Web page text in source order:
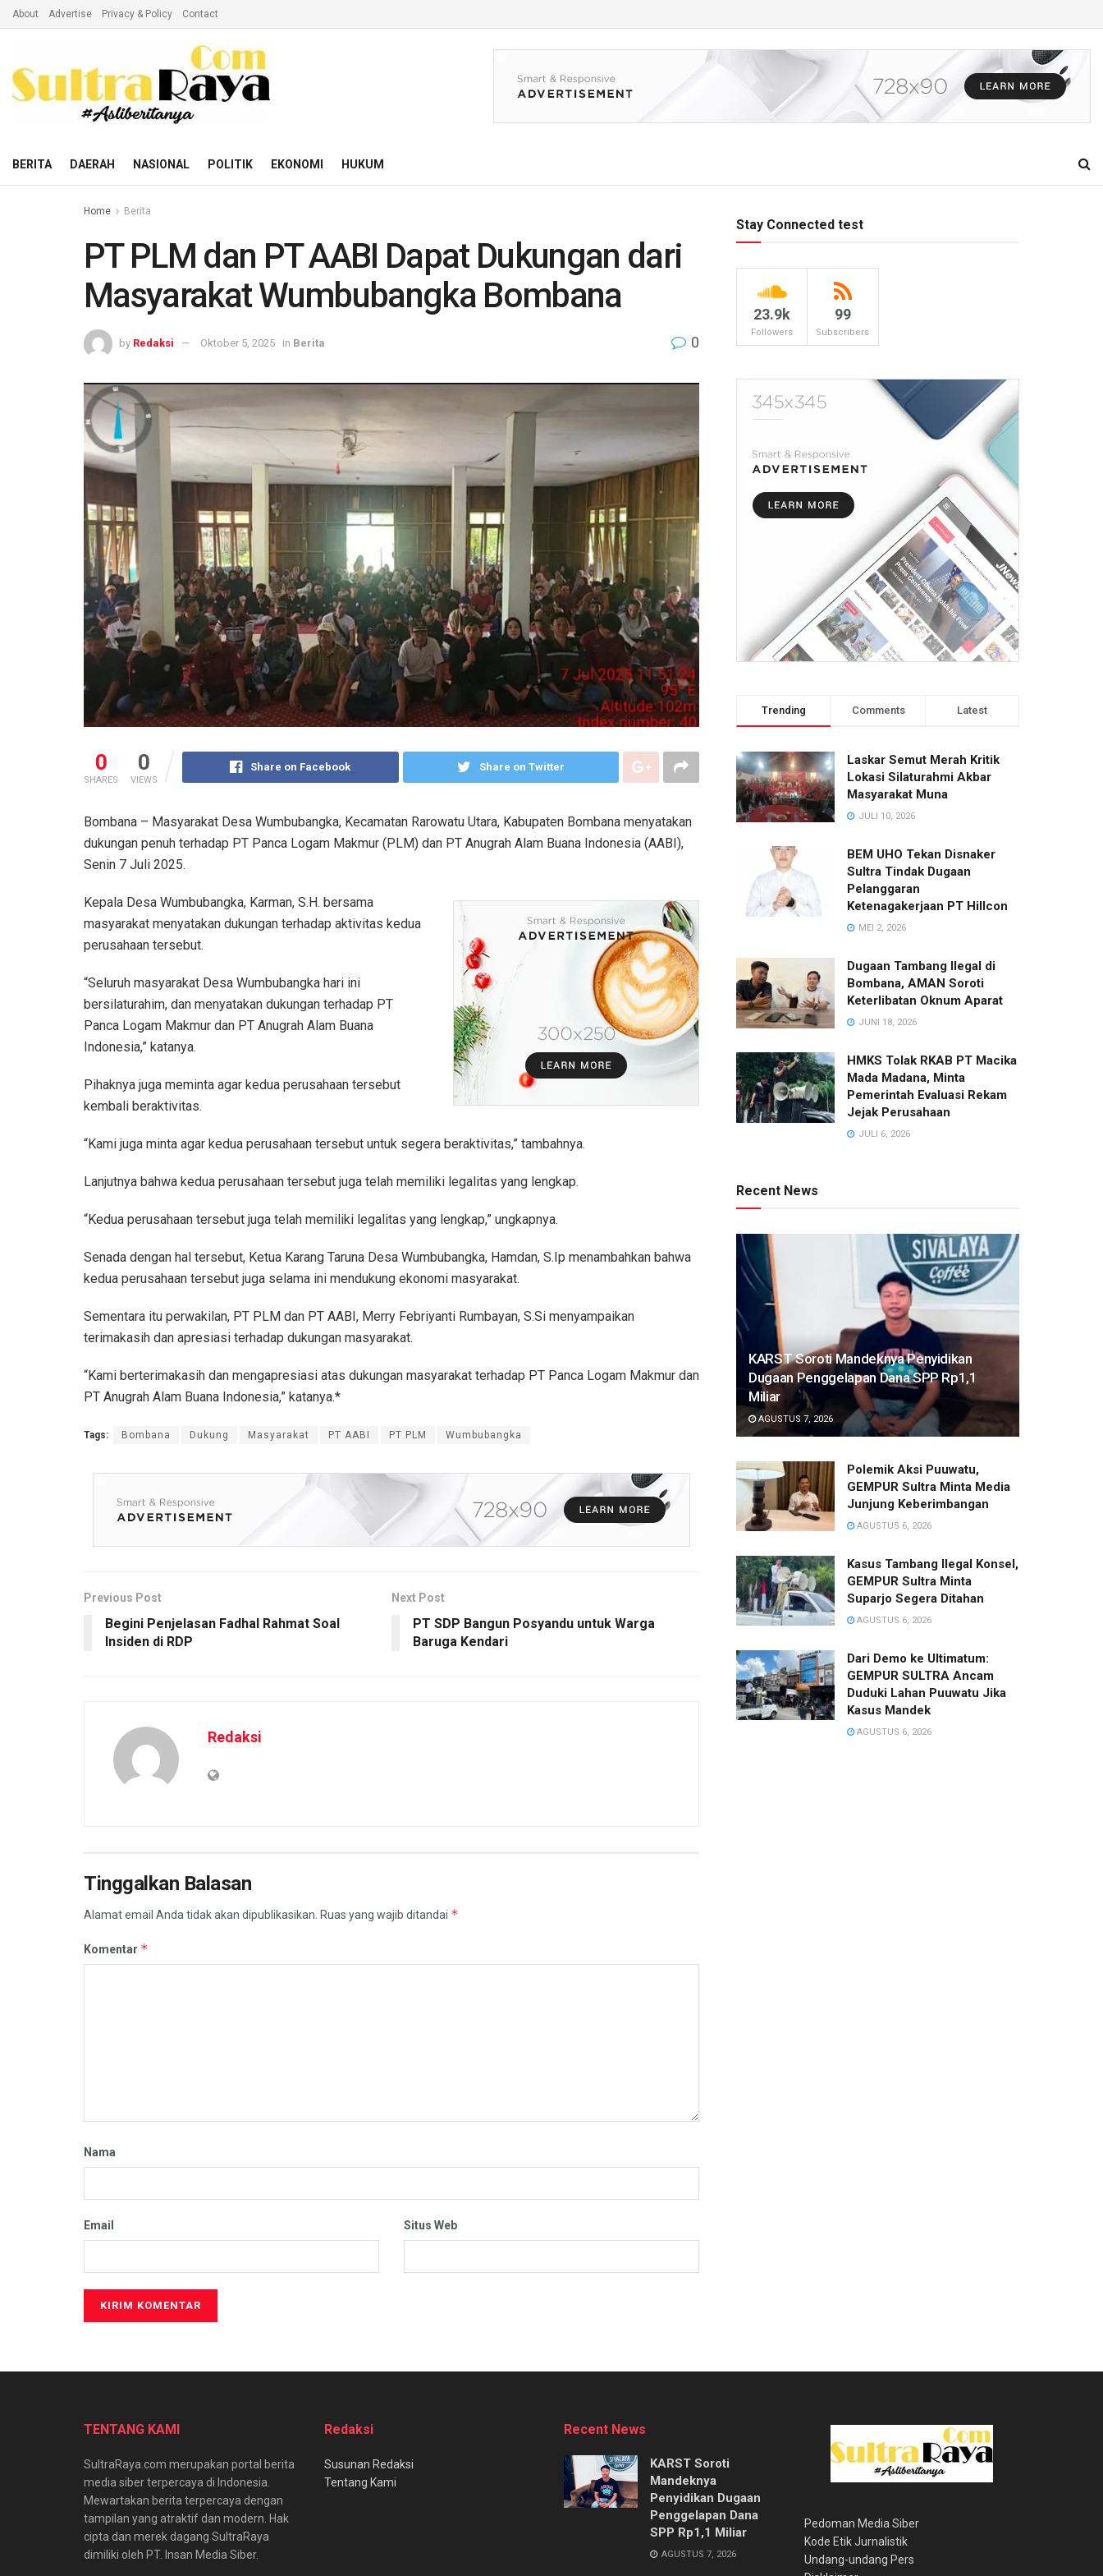
About Advertise Privacy & Policy Contact
BERITA DAERAH NASIONAL POLITIK EKONOMI HUKUM
Home Berita
PT PLM dan PT AABI Dapat Dukungan dari
Masyarakat Wumbubangka Bombana
by Redaksi Oktober 5, 2025 in Berita 0
0
SHARES
0
VIEWS
Share on Facebook Share on Twitter
Bombana – Masyarakat Desa Wumbubangka, Kecamatan Rarowatu Utara, Kabupaten Bombana menyatakan
dukungan penuh terhadap PT Panca Logam Makmur (PLM) dan PT Anugrah Alam Buana Indonesia (AABI),
Senin 7 Juli 2025.
Kepala Desa Wumbubangka, Karman, S.H. bersama
masyarakat menyatakan dukungan terhadap aktivitas kedua
perusahaan tersebut.
“Seluruh masyarakat Desa Wumbubangka hari ini
bersilaturahim, dan menyatakan dukungan terhadap PT
Panca Logam Makmur dan PT Anugrah Alam Buana
Indonesia,” katanya.
Pihaknya juga meminta agar kedua perusahaan tersebut
kembali beraktivitas.
“Kami juga minta agar kedua perusahaan tersebut untuk segera beraktivitas,” tambahnya.
Lanjutnya bahwa kedua perusahaan tersebut juga telah memiliki legalitas yang lengkap.
“Kedua perusahaan tersebut juga telah memiliki legalitas yang lengkap,” ungkapnya.
Senada dengan hal tersebut, Ketua Karang Taruna Desa Wumbubangka, Hamdan, S.Ip menambahkan bahwa
kedua perusahaan tersebut juga selama ini mendukung ekonomi masyarakat.
Sementara itu perwakilan, PT PLM dan PT AABI, Merry Febriyanti Rumbayan, S.Si menyampaikan
terimakasih dan apresiasi terhadap dukungan masyarakat.
“Kami berterimakasih dan mengapresiasi atas dukungan masyarakat terhadap PT Panca Logam Makmur dan
PT Anugrah Alam Buana Indonesia,” katanya.*
Tags: Bombana Dukung Masyarakat PT AABI PT PLM Wumbubangka
Previous Post
Begini Penjelasan Fadhal Rahmat Soal
Insiden di RDP
Next Post
PT SDP Bangun Posyandu untuk Warga
Baruga Kendari
Redaksi
Tinggalkan Balasan
Alamat email Anda tidak akan dipublikasikan. Ruas yang wajib ditandai *
Komentar *
Nama
Email Situs Web
Stay Connected test
23.9k
Followers
99
Subscribers
Trending Comments Latest
Laskar Semut Merah Kritik
Lokasi Silaturahmi Akbar
Masyarakat Muna
JULI 10, 2026
BEM UHO Tekan Disnaker
Sultra Tindak Dugaan
Pelanggaran
Ketenagakerjaan PT Hillcon
MEI 2, 2026
Dugaan Tambang Ilegal di
Bombana, AMAN Soroti
Keterlibatan Oknum Aparat
JUNI 18, 2026
HMKS Tolak RKAB PT Macika
Mada Madana, Minta
Pemerintah Evaluasi Rekam
Jejak Perusahaan
JULI 6, 2026
Recent News
KARST Soroti Mandeknya Penyidikan
Dugaan Penggelapan Dana SPP Rp1,1
Miliar
AGUSTUS 7, 2026
Polemik Aksi Puuwatu,
GEMPUR Sultra Minta Media
Junjung Keberimbangan
AGUSTUS 6, 2026
Kasus Tambang Ilegal Konsel,
GEMPUR Sultra Minta
Suparjo Segera Ditahan
AGUSTUS 6, 2026
Dari Demo ke Ultimatum:
GEMPUR SULTRA Ancam
Duduki Lahan Puuwatu Jika
Kasus Mandek
AGUSTUS 6, 2026
TENTANG KAMI
SultraRaya.com merupakan portal berita
media siber terpercaya di Indonesia.
Mewartakan berita terpercaya dengan
tampilan yang atraktif dan modern. Hak
cipta dan merek dagang SultraRaya
dimiliki oleh PT. Insan Media Siber.
Redaksi
Susunan Redaksi
Tentang Kami
Recent News
KARST Soroti
Mandeknya
Penyidikan Dugaan
Penggelapan Dana
SPP Rp1,1 Miliar
AGUSTUS 7, 2026
Pedoman Media Siber
Kode Etik Jurnalistik
Undang-undang Pers